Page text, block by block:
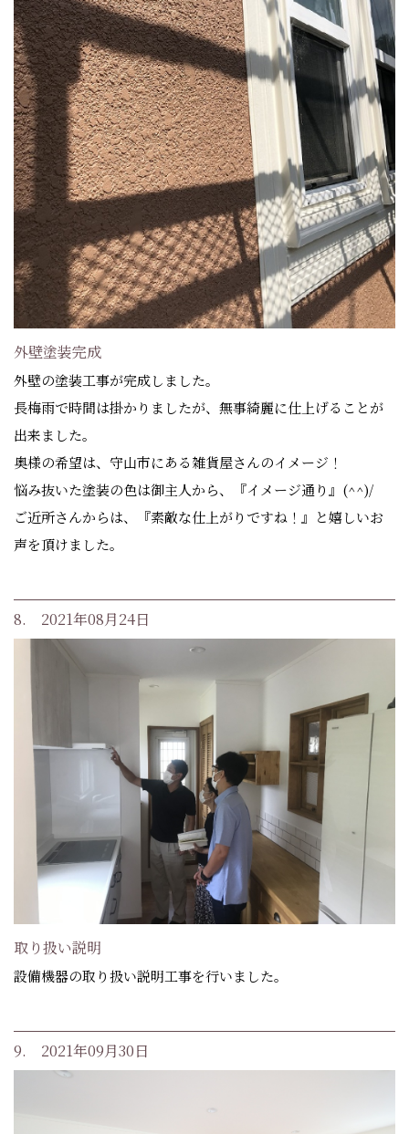
外壁塗装完成
外壁の塗装工事が完成しました。
長梅雨で時間は掛かりましたが、無事綺麗に仕上げることが
出来ました。
奥様の希望は、守山市にある雑貨屋さんのイメージ！
悩み抜いた塗装の色は御主人から、『イメージ通り』(^^)/
ご近所さんからは、『素敵な仕上がりですね！』と嬉しいお
声を頂けました。
8. 2021年08月24日
取り扱い説明
設備機器の取り扱い説明工事を行いました。
9. 2021年09月30日